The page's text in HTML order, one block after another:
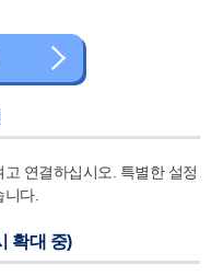
연결하십시오. 특별한 설정
니다.
확대 중)